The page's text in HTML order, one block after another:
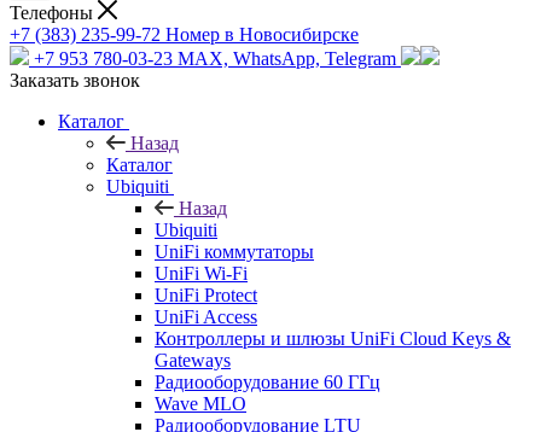
Телефоны
+7 (383) 235-99-72 Номер в Новосибирске
+7 953 780-03-23 MAX, WhatsApp, Telegram
Заказать звонок
Каталог
Назад
Каталог
Ubiquiti
Назад
Ubiquiti
UniFi коммутаторы
UniFi Wi-Fi
UniFi Protect
UniFi Access
Контроллеры и шлюзы UniFi Cloud Keys &
Gateways
Радиооборудование 60 ГГц
Wave MLO
Радиооборудование LTU